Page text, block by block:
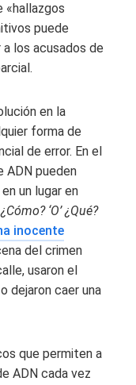
«hallazgos
puede
los acusados ​​de
en la
forma de
de error. En el
ADN pueden
un lugar en
¿Cómo? ‘O’ ¿Qué?
inocente
del crimen
usaron el
dejaron caer una
que permiten a
ADN cada vez